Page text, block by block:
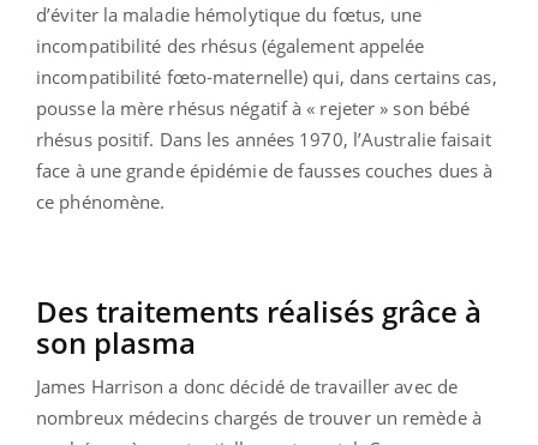
d’éviter la maladie hémolytique du fœtus, une
incompatibilité des rhésus (également appelée
incompatibilité fœto-maternelle) qui, dans certains cas,
pousse la mère rhésus négatif à « rejeter » son bébé
rhésus positif. Dans les années 1970, l’Australie faisait
face à une grande épidémie de fausses couches dues à
ce phénomène.
Des traitements réalisés grâce à
son plasma
James Harrison a donc décidé de travailler avec de
nombreux médecins chargés de trouver un remède à